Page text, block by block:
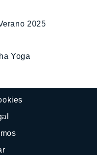
2025
Yoga